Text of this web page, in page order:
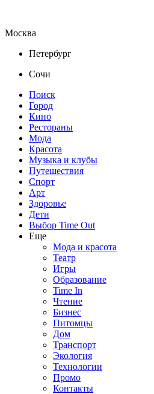
Москва
Петербург
Сочи
Поиск
Город
Кино
Рестораны
Мода
Красота
Музыка и клубы
Путешествия
Спорт
Арт
Здоровье
Дети
Выбор Time Out
Еще
Мода и красота
Театр
Игры
Образование
Time In
Чтение
Бизнес
Питомцы
Дом
Транспорт
Экология
Технологии
Промо
Контакты